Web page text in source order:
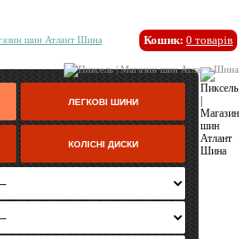
Кошик: 0 товарів
ЛЕГКОВІ ШИНИ
КОЛІСНІ ДИСКИ